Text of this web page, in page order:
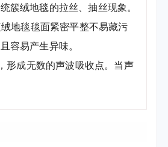
簇绒地毯的拉丝、抽丝现象。
地毯毯面紧密平整不易藏污
容易产生异味。
形成无数的声波吸收点。当声